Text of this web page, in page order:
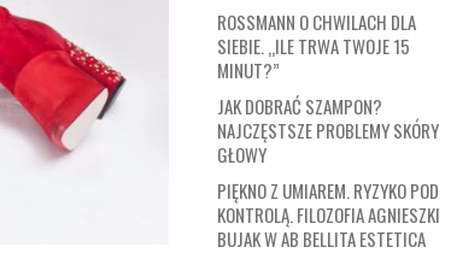
ROSSMANN O CHWILACH DLA
SIEBIE. „ILE TRWA TWOJE 15
MINUT?”
JAK DOBRAĆ SZAMPON?
NAJCZĘSTSZE PROBLEMY SKÓRY
GŁOWY
PIĘKNO Z UMIAREM. RYZYKO POD
KONTROLĄ. FILOZOFIA AGNIESZKI
BUJAK W AB BELLITA ESTETICA